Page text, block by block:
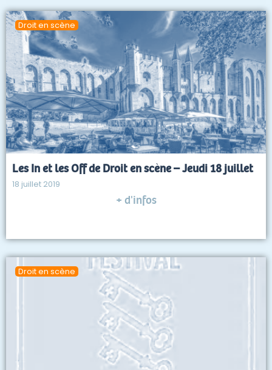
Droit en scène
Les In et les Off de Droit en scène – Jeudi 18 juillet
18 juillet 2019
+ d'infos
Droit en scène